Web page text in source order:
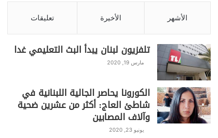
بداية الشهر الخميس
في هذا الوقت أعلنت اللجنة الوطنية لرصد
الأهلة في سوريا إن غدا الأربعاء هو المتمم
لشهر شعبان والخميس أول أيام رمضان
المبارك.
كما أعلن مفتي الأردن أحمد الحسنات
الخميس أول أيام رمضان، بعد تعذر رؤية
هلال شهر الصوم بعد مغيب شمس اليوم.
الأشهر الأخيرة تعليقات
تلفزيون لبنان يبدأ البث التعليمي غدا
مارس 19, 2020
الكورونا يحاصر الجالية اللبنانية في
شاطئ العاج: أكثر من عشرين ضحية
وآلاف المصابين
يونيو 23, 2020